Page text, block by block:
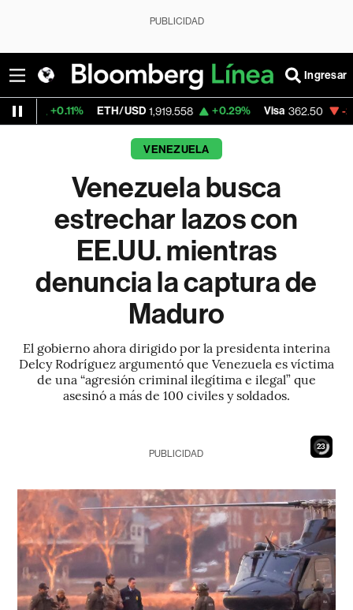
PUBLICIDAD
Ingresar
ETH/USD 1,919.558 +0.29% Visa 362.50 -2.15%
VENEZUELA
Venezuela busca
estrechar lazos con
EE.UU. mientras
denuncia la captura de
Maduro
El gobierno ahora dirigido por la presidenta interina
Delcy Rodríguez argumentó que Venezuela es víctima
de una “agresión criminal ilegítima e ilegal” que
asesinó a más de 100 civiles y soldados.
21
PUBLICIDAD